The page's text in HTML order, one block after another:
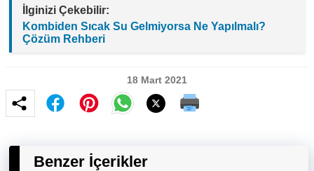
İlginizi Çekebilir:
Kombiden Sıcak Su Gelmiyorsa Ne Yapılmalı?
Çözüm Rehberi
18 Mart 2021
Benzer İçerikler